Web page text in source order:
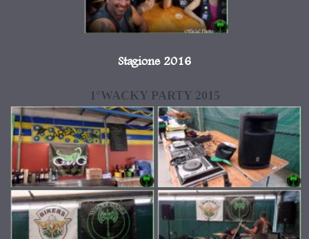
Stagione 2016
1°WACKY PARTY 2015